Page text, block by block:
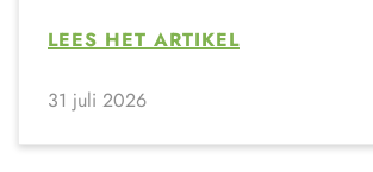
LEES HET ARTIKEL
31 juli 2026